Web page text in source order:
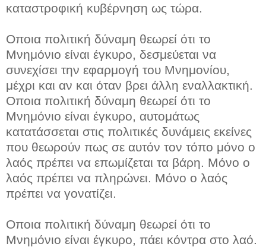
καταστροφική κυβέρνηση ως τώρα.
Οποια πολιτική δύναμη θεωρεί ότι το
Μνημόνιο είναι έγκυρο, δεσμεύεται να
συνεχίσει την εφαρμογή του Μνημονίου,
μέχρι και αν και όταν βρει άλλη εναλλακτική.
Οποια πολιτική δύναμη θεωρεί ότι το
Μνημόνιο είναι έγκυρο, αυτομάτως
κατατάσσεται στις πολιτικές δυνάμεις εκείνες
που θεωρούν πως σε αυτόν τον τόπο μόνο ο
λαός πρέπει να επωμίζεται τα βάρη. Μόνο ο
λαός πρέπει να πληρώνει. Μόνο ο λαός
πρέπει να γονατίζει.
Οποια πολιτική δύναμη θεωρεί ότι το
Μνημόνιο είναι έγκυρο, πάει κόντρα στο λαό.